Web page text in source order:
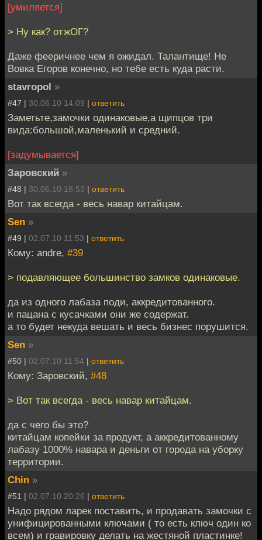
[умиляется]
> Ну как? отжОГ?
Даже фееричнее чем я ожидал. Талантище! Не
Вовка Егоров конечно, но тебе есть куда расти.
stavropol »
#47 | 30.06.10 14:09 | ответить
Заметьте,замочки одинаковые,а щипцов три
вида:большой,маленький и средний.
[задумывается]
Заровский »
#48 | 30.06.10 18:53 | ответить
Вот так всегда - весь навар китайцам.
Sen »
#49 | 02.07.10 11:53 | ответить
Кому: andre, #39
> подавляющее большинство замков одинаковые.
да из одного лабаза поди, аккредитованного.
и пацана с кусачками они же содержат.
а то будет некуда вешать и весь бизнес порушится.
Sen »
#50 | 02.07.10 11:54 | ответить
Кому: Заровский, #48
> Вот так всегда - весь навар китайцам.
да с чего бы это?
китайцам копейки за продукт, а аккредитованному
лабазу 1000% навара и деньги от города на уборку
территории.
Chin »
#51 | 02.07.10 20:26 | ответить
Надо рядом ларек поставить, и продавать замочки с
унифицированными ключами ( то есть ключ один ко
всем) и гравировку делать на жестяной пластинке!